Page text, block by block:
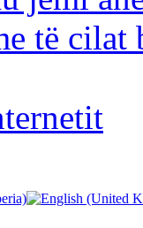
të cilat